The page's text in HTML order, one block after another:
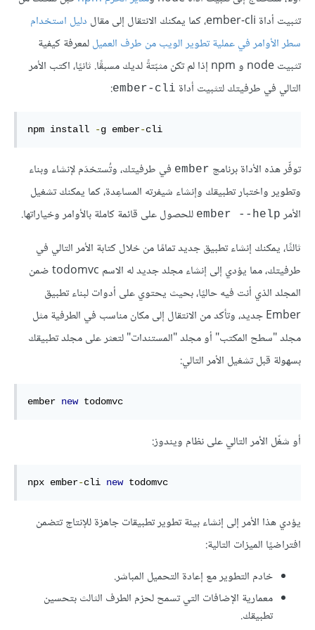
تثبيت أداة ember-cli، كما يمكنك الانتقال إلى مقال
دليل استخدام
سطر الأوامر في عملية تطوير الويب من طرف العميللمعرفة كيفية
تثبيت node و npm إذا لم تكن مثبّتةً لديك مسبقًا. ثانيًا، اكتب الأمر
التالي في طرفيتك لتثبيت أداة ember-cli
:
npm install -g ember-cli
توفِّر هذه الأداة برنامج ember في طرفيتك، وتُستخدَم لإنشاء وبناء
وتطوير واختبار تطبيقك وإنشاء شيفرته المساعِدة، كما يمكنك تشغيل
الأمر ember --help للحصول على قائمة كاملة بالأوامر وخياراتها.
ثالثًا، يمكنك إنشاء تطبيق جديد تمامًا من خلال كتابة الأمر التالي في
طرفيتك، مما يؤدي إلى إنشاء مجلد جديد له الاسم todomvc ضمن
المجلد الذي أنت فيه حاليًا، بحيث يحتوي على أدوات لبناء تطبيق
Ember جديد، وتأكد من الانتقال إلى مكان مناسب في الطرفية مثل
مجلد "سطح المكتب" أو مجلد "المستندات" لتعثر على مجلد تطبيقك
بسهولة قبل تشغيل الأمر التالي:
ember new todomvc
أو شغّل الأمر التالي على نظام ويندوز:
npx ember-cli new todomvc
يؤدي هذا الأمر إلى إنشاء بيئة تطوير تطبيقات جاهزة للإنتاج تتضمن
افتراضيًا الميزات التالية:
خادم التطوير مع إعادة التحميل المباشر.
معمارية الإضافات التي تسمح لحزم الطرف الثالث بتحسين
تطبيقك.